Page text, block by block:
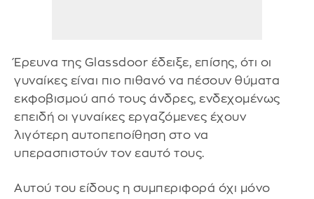
Έρευνα της Glassdoor έδειξε, επίσης, ότι οι
γυναίκες είναι πιο πιθανό να πέσουν θύματα
εκφοβισμού από τους άνδρες, ενδεχομένως
επειδή οι γυναίκες εργαζόμενες έχουν
λιγότερη αυτοπεποίθηση στο να
υπερασπιστούν τον εαυτό τους.
Αυτού του είδους η συμπεριφορά όχι μόνο